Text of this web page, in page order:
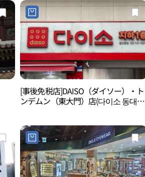
[事後免税店]DAISO（ダイソー）・ト
ンデムン（東大門）店(다이소 동대문